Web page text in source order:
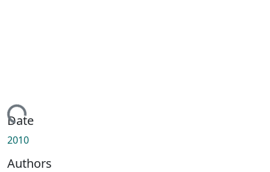
Date
2010
Authors